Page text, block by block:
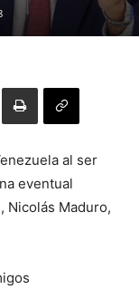
al ser
eventual
Nicolás Maduro,